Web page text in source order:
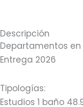
Descripción
Departamentos
Entrega 2026
Tipologías:
Estudios 1 baño